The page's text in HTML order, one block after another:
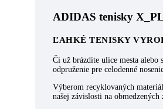
ADIDAS tenisky
ĽAHKÉ TENISKY
Či už brázdite ulice mesta
odpruženie pre celodenné
Výberom recyklovaných
našej závislosti na